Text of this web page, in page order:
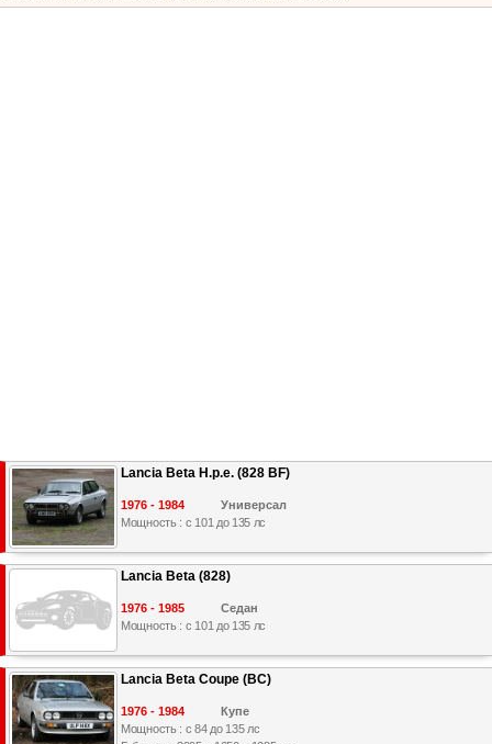
Lancia Beta H.p.e. (828 BF)
1976 - 1984
Универсал
Мощность : с 101 до 135 лс
Lancia Beta (828)
1976 - 1985
Седан
Мощность : с 101 до 135 лс
Lancia Beta Coupe (BC)
1976 - 1984
Купе
Мощность : с 84 до 135 лс